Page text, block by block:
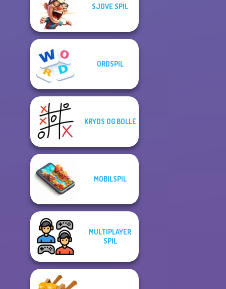
SJOVE SPIL
ORDSPIL
KRYDS OG BOLLE
MOBILSPIL
MULTIPLAYER
SPIL